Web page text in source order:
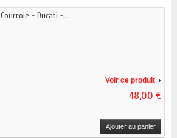
Courroie - Ducati -...
Voir ce produit
48,00 €
Ajouter au panier